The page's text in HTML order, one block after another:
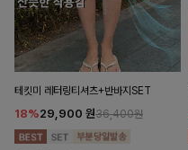
테킷미 레터링티셔츠+반바지SET
18%29,900 원36,400원